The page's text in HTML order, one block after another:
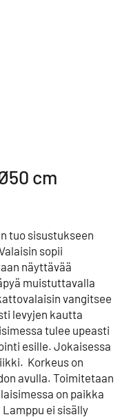
cm
tuo sisustukseen
sopii
näyttävää
muistuttavalla
vangitsee
levyjen kautta
tulee upeasti
esille. Jokaisessa
Korkeus on
avulla. Toimitetaan
on paikka
ei sisälly